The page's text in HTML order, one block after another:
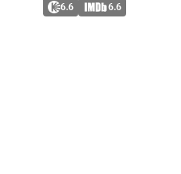
6.6 6.6